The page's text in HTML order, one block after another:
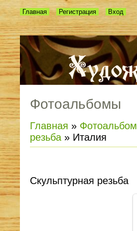
Главная Регистрация Вход
Фотоальбомы
Главная » Фотоальбом
резьба » Италия
Скульптурная резьба